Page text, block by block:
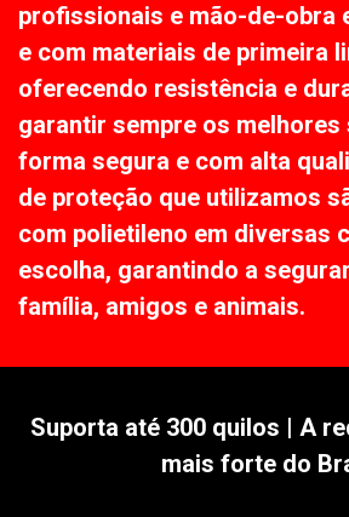
profissionais e mão-de-obra
e com materiais de primeira
oferecendo resistência e
garantir sempre os
forma segura e com alta
de proteção que utilizamos
com polietileno em diversas
escolha, garantindo a
família, amigos e animais.
Suporta até 300 quilos | A
mais forte do